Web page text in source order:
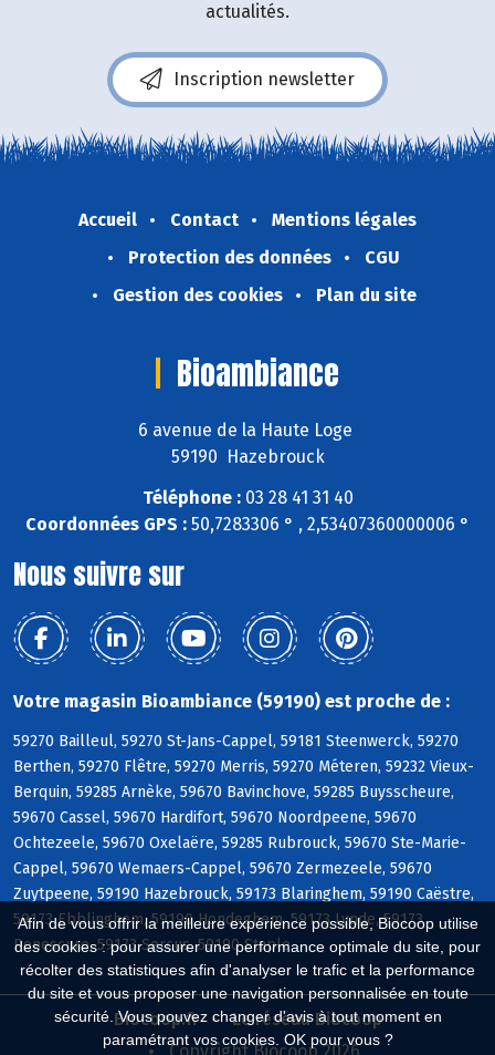
Afin de vous offrir la meilleure expérience possible, Biocoop utilise
des cookies : pour assurer une performance optimale du site, pour
récolter des statistiques afin d'analyser le trafic et la performance
du site et vous proposer une navigation personnalisée en toute
sécurité. Vous pouvez changer d'avis à tout moment en
paramétrant vos cookies. OK pour vous ?
actualités.
Inscription newsletter
Accueil Contact
Mentions légales
Protection des données
CGU
Gestion des cookies
Plan du site
Bioambiance
6 avenue de la Haute Loge
59190 Hazebrouck
Téléphone :03 28 41 31 40
Coordonnées GPS : 50,7283306 ° , 2,53407360000006 °
Nous suivre sur
Votre magasin Bioambiance (59190) est proche de :
59270 Bailleul, 59270 St-Jans-Cappel, 59181 Steenwerck, 59270
Berthen, 59270 Flêtre, 59270 Merris, 59270 Méteren, 59232 Vieux-
Berquin, 59285 Arnèke, 59670 Bavinchove, 59285 Buysscheure,
59670 Cassel, 59670 Hardifort, 59670 Noordpeene, 59670
Ochtezeele, 59670 Oxelaëre, 59285 Rubrouck, 59670 Ste-Marie-
Cappel, 59670 Wemaers-Cappel, 59670 Zermezeele, 59670
Zuytpeene, 59190 Hazebrouck, 59173 Blaringhem, 59190 Caëstre,
59173 Ebblinghem, 59190 Hondeghem, 59173 Lynde, 59173
Renescure, 59173 Sercus, 59190 Staple
Biocoop.fr
Le réseau Biocoop